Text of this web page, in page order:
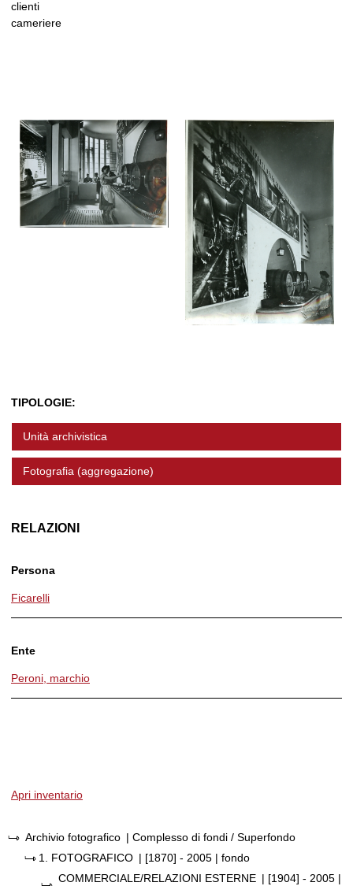
clienti
cameriere
TIPOLOGIE:
Unità archivistica
Fotografia (aggregazione)
RELAZIONI
Persona
Ficarelli
Ente
Peroni, marchio
Apri inventario
Archivio fotografico | Complesso di fondi / Superfondo
1.
FOTOGRAFICO | [1870] - 2005 | fondo
COMMERCIALE/RELAZIONI ESTERNE | [1904] - 2005 |